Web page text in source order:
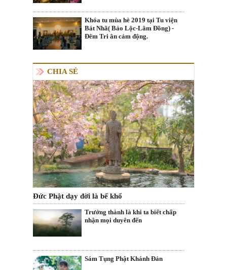
Khóa tu mùa hè 2019 tại Tu viện
Bát Nhã( Bảo Lộc-Lâm Đồng) -
Đêm Tri ân cảm động.
CHIA SẺ
Đức Phật dạy đời là bể khổ
Trưởng thành là khi ta biết chấp
nhận mọi duyên đến
Sám Tụng Phật Khánh Đản